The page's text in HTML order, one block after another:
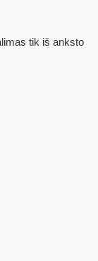
tik iš anksto